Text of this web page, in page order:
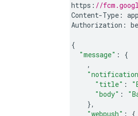
https : //
Content-Type :
Authorization :
{
"message" :
{
,
"title" :
"body" :
},
"webpush" :
{